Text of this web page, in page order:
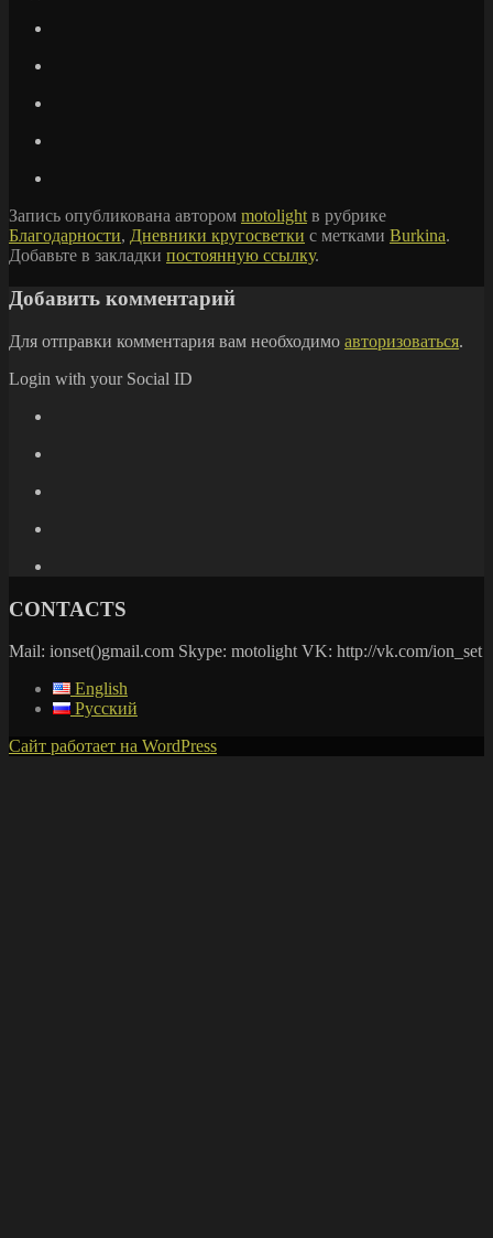
Запись опубликована автором motolightв рубрике
Благодарности, Дневники кругосветки с метками Burkina.
Добавьте в закладки постоянную ссылку.
Добавить комментарий
Для отправки комментария вам необходимо авторизоваться.
Login with your Social ID
CONTACTS
Mail: ionset()gmail.com Skype: motolight VK: http://vk.com/ion_set
English
Русский
Сайт работает на WordPress